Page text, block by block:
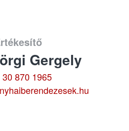
Gergely
30 870 1965